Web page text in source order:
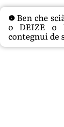
Ben che
o DEIZE o
contegnui de